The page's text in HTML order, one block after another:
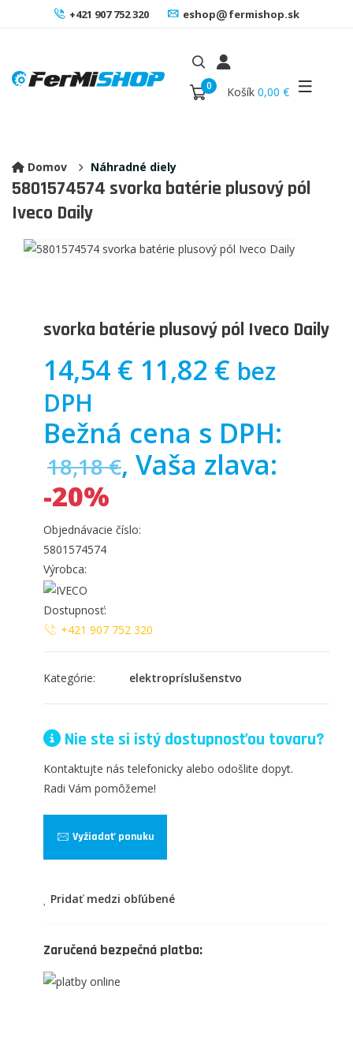
+421 907 752 320 eshop fermishop.sk
0 Košík 0,00 €
Domov Náhradné diely
5801574574 svorka batérie plusový pól
Iveco Daily
svorka batérie plusový pól Iveco Daily
14,54 € 11,82 € bez
DPH
Bežná cena s DPH:
18,18 €, Vaša zlava:
-20%
Objednávacie číslo:
5801574574
Výrobca:
Dostupnosť:
+421 907 752 320
Kategórie: elektropríslušenstvo
Nie ste si istý dostupnosťou tovaru?
Kontaktujte nás telefonicky alebo odošlite dopyt.
Radi Vám pomôžeme!
Vyžiadať ponuku
Pridať medzi obľúbené
Zaručená bezpečná platba: